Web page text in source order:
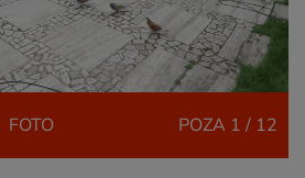
FOTO POZA 1 / 12